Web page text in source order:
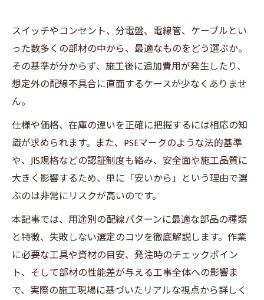
スイッチやコンセント、分電盤、電線管、ケーブルとい
った数多くの部材の中から、最適なものをどう選ぶか。
その基準が分からず、施工後に追加費用が発生したり、
想定外の配線不具合に直面するケースが少なくありませ
ん。
仕様や価格、在庫の違いを正確に把握するには相応の知
識が求められます。また、PSEマークのような法的基準
や、JIS規格などの認証制度も絡み、安全面や施工品質に
大きく影響するため、単に「安いから」という理由で選
ぶのは非常にリスクが高いのです。
本記事では、用途別の配線パターンに最適な部品の種類
と特徴、失敗しない選定のコツを徹底解説します。作業
に必要な工具や資材の目安、発注時のチェックポイン
ト、そして部材の性能差が与える工事全体への影響ま
で、実際の施工現場に基づいたリアルな視点から詳しく